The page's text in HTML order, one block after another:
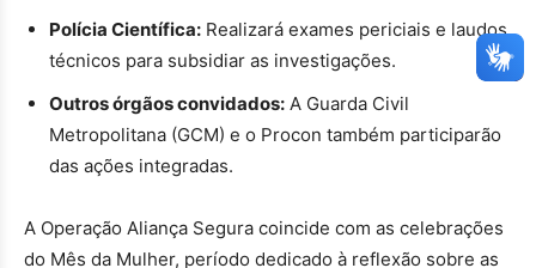
Polícia Científica: Realizará exames periciais e laudos
técnicos para subsidiar as investigações.
Outros órgãos convidados: A Guarda Civil
Metropolitana (GCM) e o Procon também participarão
das ações integradas.
A Operação Aliança Segura coincide com as celebrações
do Mês da Mulher, período dedicado à reflexão sobre as